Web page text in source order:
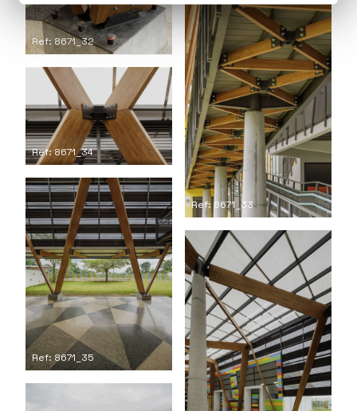
Ref: 8671_32
Ref: 8671_33
Ref: 8671_34
Ref: 8671_35